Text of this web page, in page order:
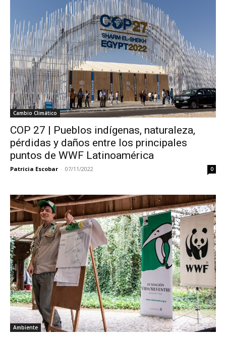
Cambio Climático
COP 27 | Pueblos indígenas, naturaleza,
pérdidas y daños entre los principales
puntos de WWF Latinoamérica
Patricia Escobar - 07/11/2022 0
Ambiente